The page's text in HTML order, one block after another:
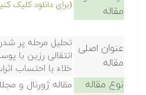
مقاله
(برای دانلود کلیک
عنوان اصلی
مقاله
تحلیل مرحله پر
انتقالی رزین با
خلاء با احتساب
نوع مقاله مقاله ژورنال و